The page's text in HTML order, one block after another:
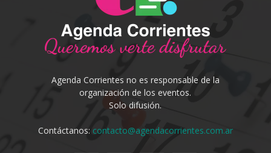
Agenda Corrientes no es responsable de la
organización de los eventos.
Solo difusión.
Contáctanos: contacto@agendacorrientes.com.ar